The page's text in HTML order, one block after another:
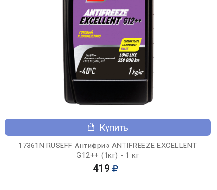
Купить
17361N RUSEFF Антифриз ANTIFREEZE EXCELLENT
G12++ (1кг) - 1 кг
419